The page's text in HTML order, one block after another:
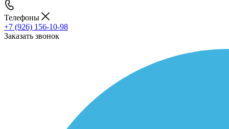
Телефоны
+7 (926) 156-10-98
Заказать звонок